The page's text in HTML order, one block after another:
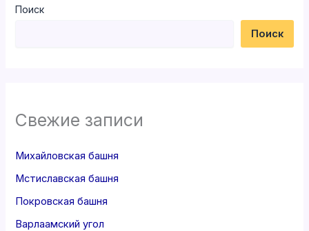
Поиск
Поиск
Свежие записи
Михайловская башня
Мстиславская башня
Покровская башня
Варлаамский угол